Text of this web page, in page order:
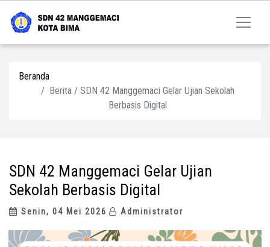
Beranda
Berita / SDN 42 Manggemaci Gelar Ujian Sekolah
Berbasis Digital
SDN 42 Manggemaci Gelar Ujian
Sekolah Berbasis Digital
Senin, 04 Mei 2026 Administrator